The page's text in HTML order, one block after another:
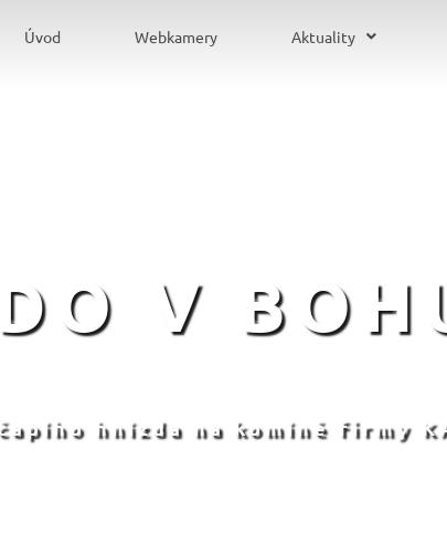
Úvod Webkamery Aktuality
V
hnízda na komíně firmy